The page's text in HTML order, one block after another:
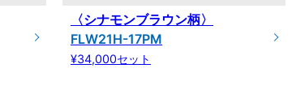
〈シナモンブラウン柄〉
FLW21H-17PM
¥34,000セット